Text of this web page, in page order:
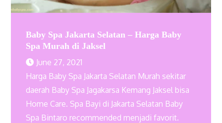
Baby Spa Jakarta Selatan – Harga Baby
Spa Murah di Jaksel
June 27, 2021
Harga Baby Spa Jakarta Selatan Murah sekitar
daerah Baby Spa Jagakarsa Kemang Jaksel bisa
Home Care. Spa Bayi di Jakarta Selatan Baby
Spa Bintaro recommended menjadi favorit.